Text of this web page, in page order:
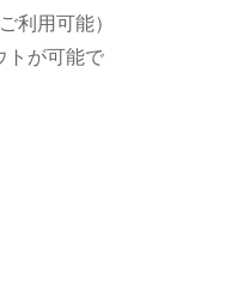
利用可能）
トが可能で